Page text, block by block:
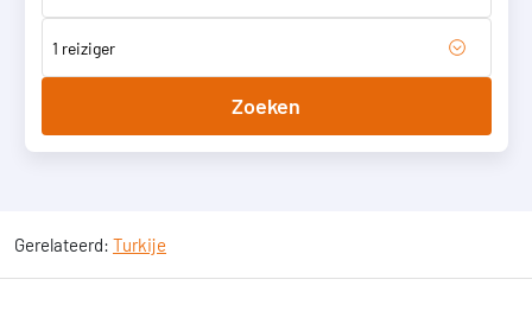
1 reiziger
Zoeken
Gerelateerd: Turkije